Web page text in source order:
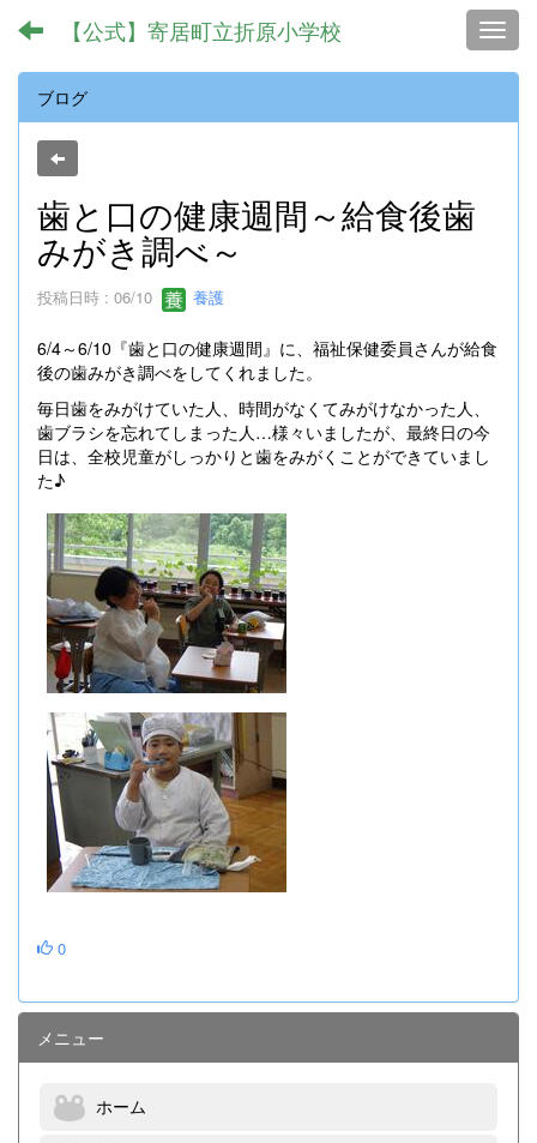
【公式】寄居町立折原小学校
ブログ
歯と口の健康週間～給食後歯
みがき調べ～
投稿日時 : 06/10 養護
6/4～6/10『歯と口の健康週間』に、福祉保健委員さんが給食
後の歯みがき調べをしてくれました。
毎日歯をみがけていた人、時間がなくてみがけなかった人、
歯ブラシを忘れてしまった人…様々いましたが、最終日の今
日は、全校児童がしっかりと歯をみがくことができていまし
た♪
0
メニュー
ホーム